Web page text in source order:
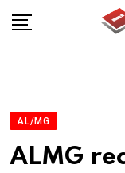
AL/MG
ALMG